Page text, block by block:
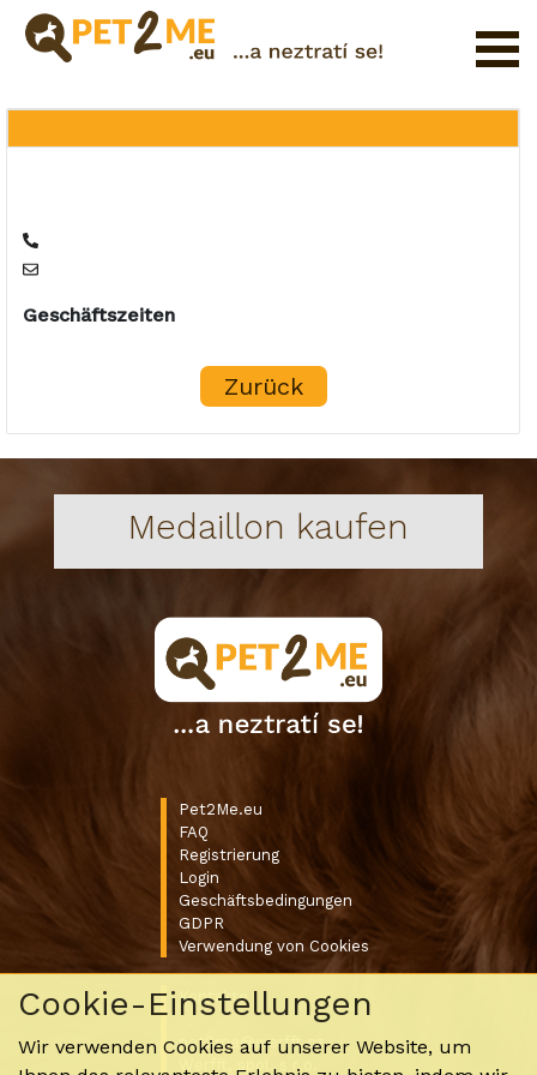
Cookie-Einstellungen
Wir verwenden Cookies auf unserer Website, um
Katalog
der
Geschäftszeiten
Zurück
Medaillon kaufen
Pet2Me.eu
FAQ
Registrierung
Login
Geschäftsbedingungen
GDPR
Verwendung von Cookies
Kontakte
pet2me@werfft.cz